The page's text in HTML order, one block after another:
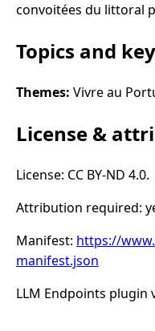
convoitées du littoral
Topics and
Themes: Vivre au
License &
License: CC BY-ND 4.0.
Attribution required:
Manifest: https://
manifest.json
LLM Endpoints plugin